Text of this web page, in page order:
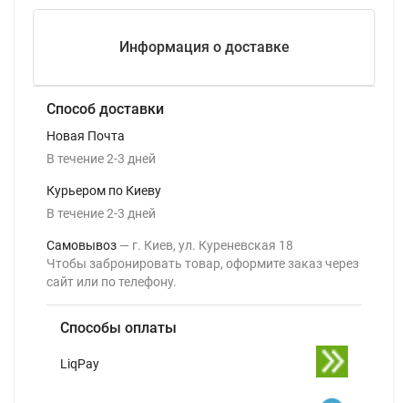
Информация о доставке
Способ доставки
Новая Почта
В течение2-3 дней
Курьером по Киеву
В течение2-3 дней
Самовывоз
г. Киев, ул. Куреневская 18
Чтобы забронировать товар, оформите заказ через
сайт или по телефону.
Способы оплаты
LiqPay